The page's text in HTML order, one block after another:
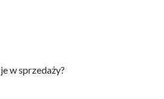
w sprzedaży?